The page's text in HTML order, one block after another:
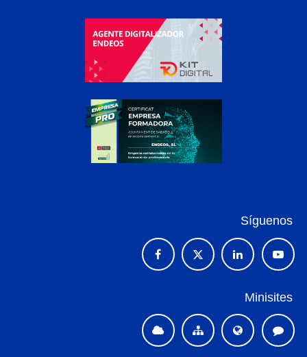
Síguenos
Minisites